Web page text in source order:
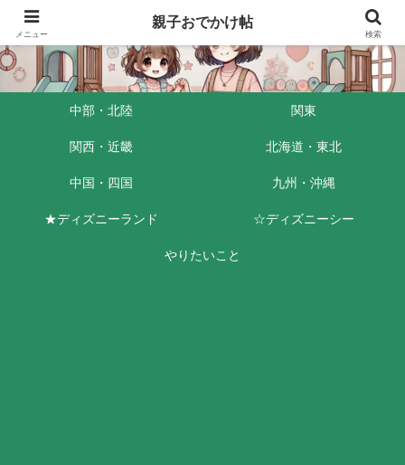
中部・北陸 関東
関西・近畿 北海道・東北
中国・四国 九州・沖縄
★ディズニーランド ☆ディズニーシー
やりたいこと
メニュー
親子おでかけ帖
検索